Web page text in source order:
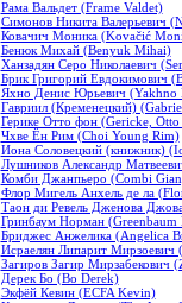
Рама Вальдет (Frame Valdet)
Симонов Никита Валерьевич
Ковачич Моника (Kovačić
Бенюк Михай (Benyuk Mihai)
Ханзадян Серо Николаевич
Брик Григорий Евдокимович
Яхно Денис Юрьевич (Yakhno
Гавриил (Кременецкий)
Герике Отто фон (Gericke,
Чхве Ён Рим (Choi Young Rim)
Иона Соловецкий (книжник)
Лушников Александр
Комби Джанпьеро (Combi
Флор Мигель Анхель де ла
Таон ди Ревель Дженова
Гринбаум Норман (Greenbaum
Бриджес Анжелика (Angelica
Исраелян Липарит
Загиров Загир
Дерек Бо (Bo Derek)
Экфёй Кевин (ECFA Kevin)